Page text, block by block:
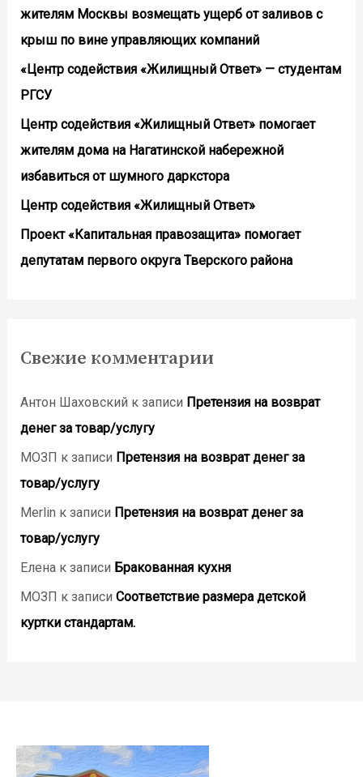
жителям Москвы возмещать ущерб от заливов с
крыш по вине управляющих компаний
«Центр содействия «Жилищный Ответ» — студентам
РГСУ
Центр содействия «Жилищный Ответ» помогает
жителям дома на Нагатинской набережной
избавиться от шумного даркстора
Центр содействия «Жилищный Ответ»
Проект «Капитальная правозащита» помогает
депутатам первого округа Тверского района
Свежие комментарии
Антон Шаховский к записи Претензия на возврат
денег за товар/услугу
МОЗП к записи Претензия на возврат денег за
товар/услугу
Merlin к записи Претензия на возврат денег за
товар/услугу
Еленак записи Бракованная кухня
МОЗП к записи Соответствие размера детской
куртки стандартам.